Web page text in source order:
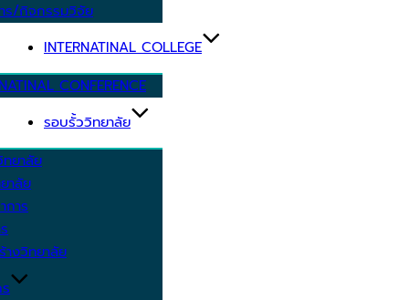
ร/กิจกรรมวิจัย
INTERNATINAL COLLEGE
CONFERENCE
รอบรั้ววิทยาลัย
ทยาลัย
าลัย
การ
างวิทยาลัย